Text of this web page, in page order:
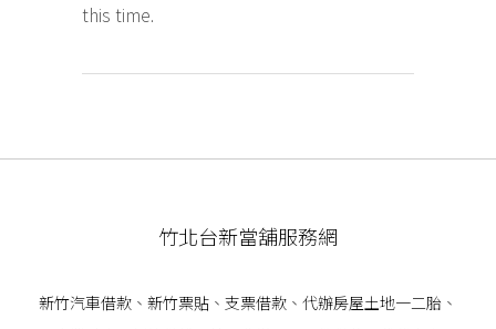
this time.
竹北台新當舖服務網
新竹汽車借款 、 新竹票貼 、支票借款、代辦房屋土地一二胎、